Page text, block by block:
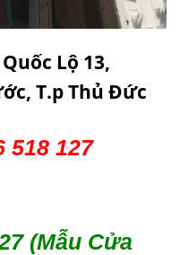
Lộ 13,
T.p Thủ Đức
127
(Mẫu Cửa